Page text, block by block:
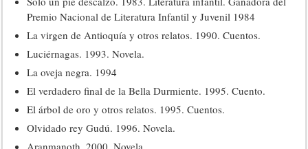
Premio Nacional de Literatura Infantil y Juvenil 1984
La virgen de Antioquía y otros relatos. 1990. Cuentos.
Luciérnagas. 1993. Novela.
La oveja negra. 1994
El verdadero final de la Bella Durmiente. 1995. Cuento.
El árbol de oro y otros relatos. 1995. Cuentos.
Olvidado rey Gudú. 1996. Novela.
Aranmanoth. 2000. Novela.